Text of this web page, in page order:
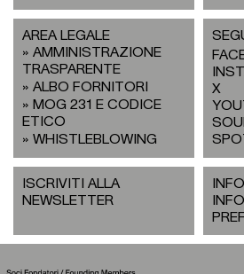
AREA LEGALE
AMMINISTRAZIONE
TRASPARENTE
ALBO FORNITORI
MOG 231 E CODICE
ETICO
WHISTLEBLOWING
X
ISCRIVITI ALLA
NEWSLETTER